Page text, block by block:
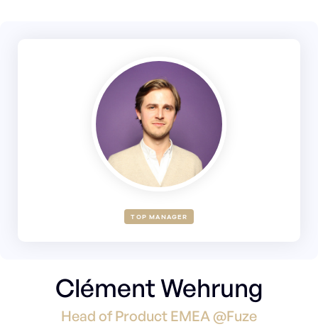
TOP MANAGER
Clément Wehrung
Head of Product EMEA @Fuze